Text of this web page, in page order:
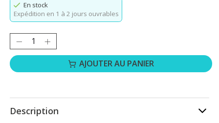
En stock
Expédition en 1 à 2 jours ouvrables
Quantité :
AJOUTER AU PANIER
Description